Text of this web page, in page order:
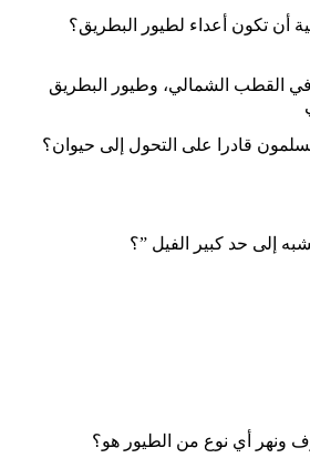
أن تكون أعداء لطيور البطريق؟
في القطب الشمالي، وطيور البطريق
قادرا على التحول إلى حيوان؟
إلى حد كبير الفيل ”؟
أي نوع من الطيور هو؟